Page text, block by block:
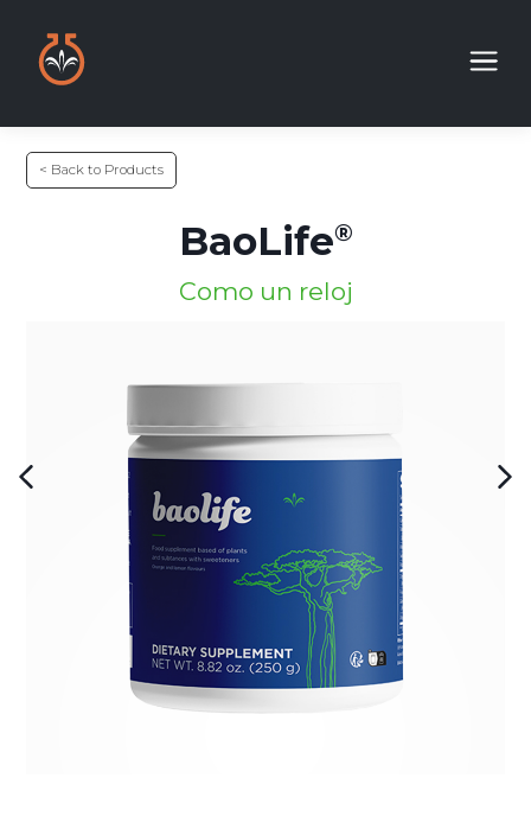
< Back to Products
BaoLife
Como un reloj